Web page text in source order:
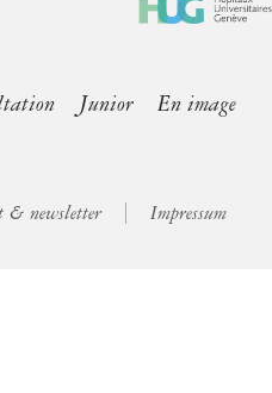
Junior
En image
& newsletter Impressum